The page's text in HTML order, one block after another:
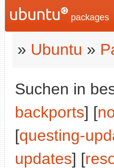
packages
» Ubuntu »
Suchen in
backports] [
[questing-
updates] [